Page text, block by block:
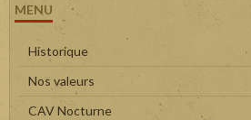
MENU
Historique
Nos valeurs
CAV Nocturne